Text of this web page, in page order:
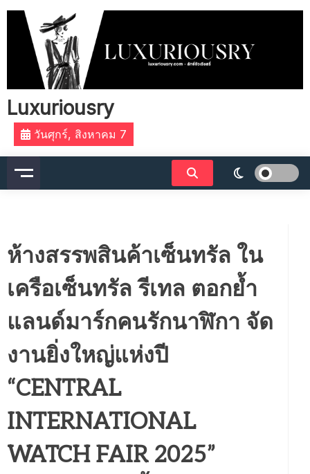
Skip
content
Luxuriousry
วันศุกร์, สิงหาคม 7
ห้างสรรพสินค้าเซ็นทรัล ใน
เครือเซ็นทรัล รีเทล ตอกย้ำ
แลนด์มาร์กคนรักนาฬิกา จัด
งานยิ่งใหญ่แห่งปี
“CENTRAL
INTERNATIONAL
WATCH FAIR 2025”